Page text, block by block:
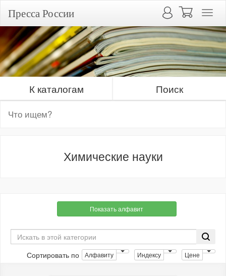
Пресса России
К каталогам Поиск
Химические науки
Показать алфавит
Сортировать по Алфавиту Индексу Цене